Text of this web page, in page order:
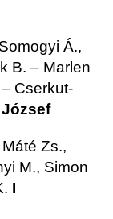
Á.,
B. – Marlen
Cserkut-
Zs.,
M., Simon
I